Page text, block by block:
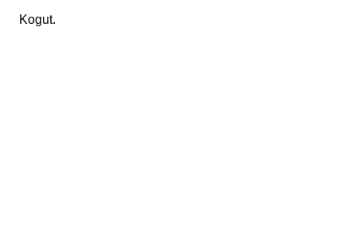
Kogut.